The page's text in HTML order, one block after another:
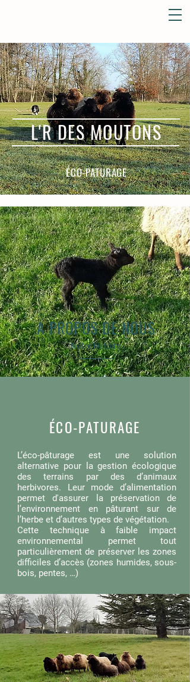
L'r des moutons
L'r des moutons
L'r des moutons
éco-pâturage
éco-pâturage
éco-pâturage
L'R DES MOUTONS
ÉCO-PATURAGE
A PROPOS DE NOUS
Notre histoire
L’éco-pâturage est une solution
alternative pour la gestion écologique
des terrains par des d’animaux
herbivores. Leur mode d’alimentation
permet d'assurer la préservation de
l’environnement en pâturant sur de
l’herbe et d’autres types de végétation.
Cette technique à faible impact
environnemental permet tout
particulièrement de préserver les zones
difficiles d’accès (zones humides, sous-
bois, pentes, …)
ÉCO-PATURAGE